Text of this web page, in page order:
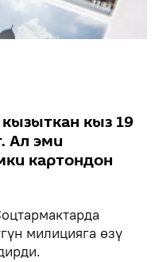
кыз 19
Ал эми
картондон
милицияга өзү